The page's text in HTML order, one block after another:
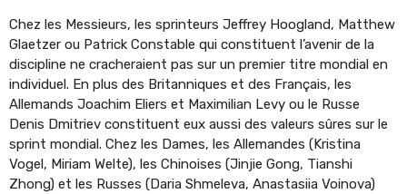
Chez les Messieurs, les sprinteurs Jeffrey Hoogland, Matthew
Glaetzer ou Patrick Constable qui constituent l’avenir de la
discipline ne cracheraient pas sur un premier titre mondial en
individuel. En plus des Britanniques et des Français, les
Allemands Joachim Eliers et Maximilian Levy ou le Russe
Denis Dmitriev constituent eux aussi des valeurs sûres sur le
sprint mondial. Chez les Dames, les Allemandes (Kristina
Vogel, Miriam Welte), les Chinoises (Jinjie Gong, Tianshi
Zhong) et les Russes (Daria Shmeleva, Anastasiia Voinova)